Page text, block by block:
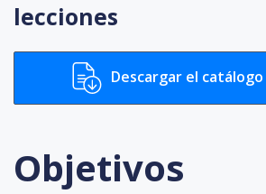
lecciones
Descargar el
Objetivos